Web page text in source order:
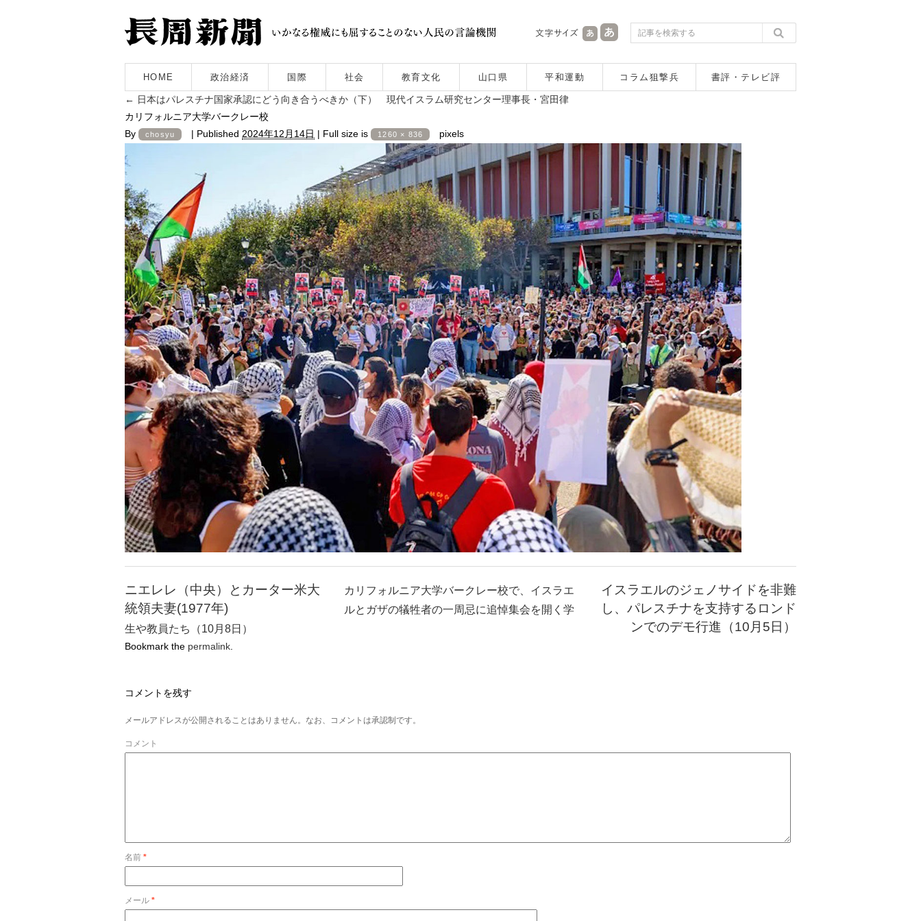
HOME 政治経済 国際 社会 教育文化 山口県 平和運動 コラム狙撃兵 書評・テレビ評
← 日本はパレスチナ国家承認にどう向き合うべきか（下） 現代イスラム研究センター理事長・宮田律
カリフォルニア大学バークレー校
By
chosyu | Published 2024年12月14日 | Full size is 1260 × 836 pixels
ニエレレ（中央）とカーター米大
統領夫妻(1977年)
イスラエルのジェノサイドを非難
し、パレスチナを支持するロンド
ンでのデモ行進（10月5日）
カリフォルニア大学バークレー校で、イスラエ
ルとガザの犠牲者の一周忌に追悼集会を開く学
生や教員たち（10月8日）
Bookmark the permalink
コメントを残す
メールアドレスが公開されることはありません。なお、コメントは承認制です。
コメント
名前 *
メール *